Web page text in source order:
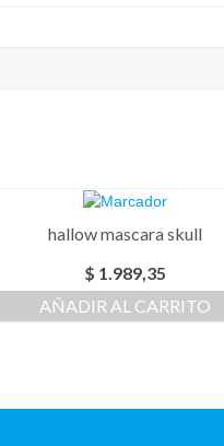
hallow mascara skull
$ 1.989,35
AÑADIR AL CARRITO